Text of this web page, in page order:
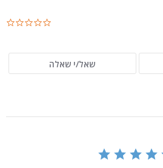
שאל/י שאלה